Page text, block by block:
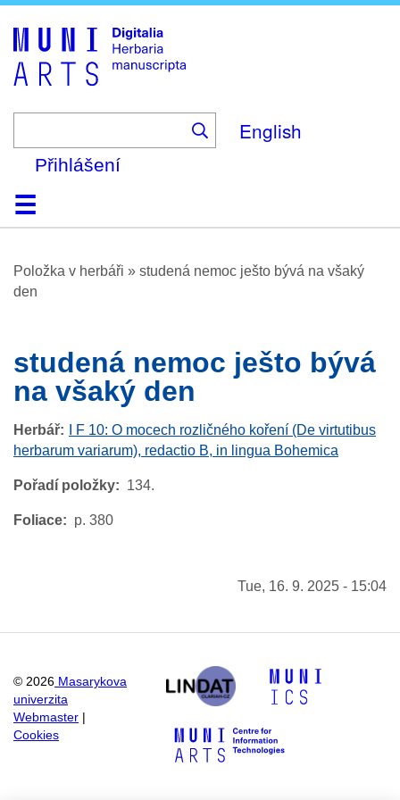
English
Přihlášení
DomůProhlížení
O platformě
Nápověda
KontaktDigitalia
Položka v herbáři » studená nemoc ješto bývá na všaký
den
studená nemoc ješto bývá
na všaký den
Herbář
I F 10: O mocech rozličného koření (De virtutibus
herbarum variarum), redactio B, in lingua Bohemica
Pořadí položky 134.
Foliace p. 380
Tue, 16. 9. 2025 - 15:04
© 2026 Masarykova
univerzita
Webmaster
Cookies